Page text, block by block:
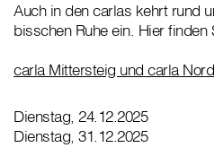
Auch in den carlas kehrt rund
bisschen Ruhe ein. Hier finden
carla Mittersteig und carla
Dienstag, 24.12.2025
Dienstag, 31.12.2025